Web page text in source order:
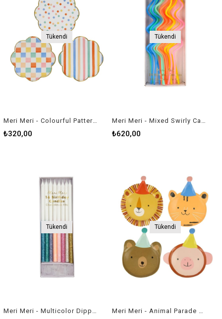
Tükendi
₺320,00
Tükendi
₺620,00
Tükendi
Meri Meri - Multicolor Dipped Glitter Candles - Çok Renkli Simli Mumlar
Tükendi
Meri Meri - Animal Parade Die Cut Plates - Hayvan geçit Töreni Tabaklar (8'li)